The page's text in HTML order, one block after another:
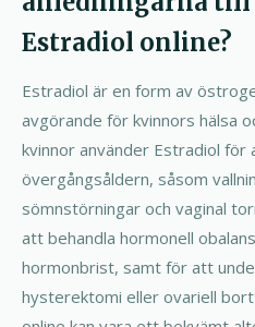
Estradiol online?
Estradiol är en form av
avgörande för kvinnors hälsa
kvinnor använder Estradiol
övergångsåldern, såsom
sömnstörningar och vaginal
att behandla hormonell
hormonbrist, samt för att
hysterektomi eller ovariell